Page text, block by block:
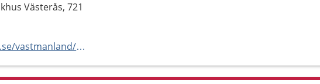
Västerås, 721
https://www.1177.se/vastmanland/hematologmottagningen-vasteras